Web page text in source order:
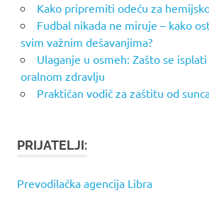
Kako pripremiti odeću za
Fudbal nikada ne miruje – kako
svim važnim dešavanjima?
Ulaganje u osmeh: Zašto se
oralnom zdravlju
Praktičan vodič za zaštitu od
PRIJATELJI:
Prevodilačka agencija Libra